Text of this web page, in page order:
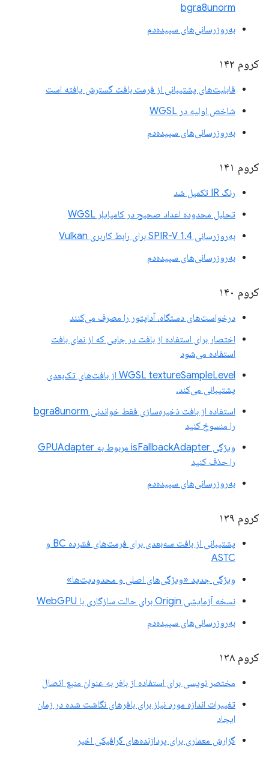
bgra8unorm
به‌روزرسانی‌های سپیده‌دم
کروم ۱۴۲
قابلیت‌های پشتیبانی از فرمت بافت گسترش یافته است
شاخص اولیه در WGSL
به‌روزرسانی‌های سپیده‌دم
کروم ۱۴۱
رنگ IR تکمیل شد
تحلیل محدوده اعداد صحیح در کامپایلر WGSL
به‌روزرسانی SPIR-V 1.4 برای رابط کاربری Vulkan
به‌روزرسانی‌های سپیده‌دم
کروم ۱۴۰
درخواست‌های دستگاه، آداپتور را مصرف می‌کنند
اختصار برای استفاده از بافت در جایی که از نمای بافت
استفاده می‌شود
WGSL textureSampleLevel از بافت‌های تک‌بعدی
پشتیبانی می‌کند.
استفاده از بافت ذخیره‌سازی فقط خواندنی bgra8unorm
را منسوخ کنید
ویژگی isFallbackAdapter مربوط به GPUAdapter
را حذف کنید
به‌روزرسانی‌های سپیده‌دم
کروم ۱۳۹
پشتیبانی از بافت سه‌بعدی برای فرمت‌های فشرده BC و
ASTC
ویژگی جدید «ویژگی‌های اصلی و محدودیت‌ها»
نسخه آزمایشی Origin برای حالت سازگاری با WebGPU
به‌روزرسانی‌های سپیده‌دم
کروم ۱۳۸
مختصر نویسی برای استفاده از بافر به عنوان منبع اتصال
تغییرات اندازه مورد نیاز برای بافرهای نگاشت شده در زمان
ایجاد
گزارش معماری برای پردازنده‌های گرافیکی اخیر